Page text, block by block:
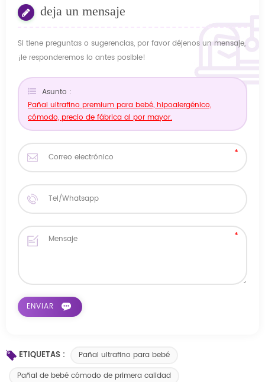
deja un mensaje
Si tiene preguntas o sugerencias, por favor déjenos un mensaje,
¡le responderemos lo antes posible!
Asunto :
Pañal ultrafino premium para bebé, hipoalergénico,
cómodo, precio de fábrica al por mayor.
ETIQUETAS :
Pañal ultrafino para bebé
Pañal de bebé cómodo de primera calidad